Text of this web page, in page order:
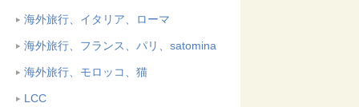
海外旅行、イタリア、ローマ
海外旅行、フランス、パリ、satomina
海外旅行、モロッコ、猫
LCC